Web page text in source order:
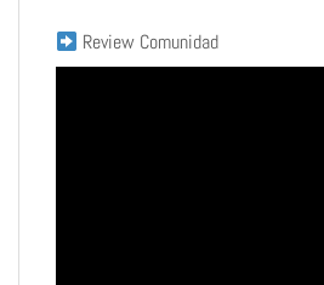
Review Comunidad